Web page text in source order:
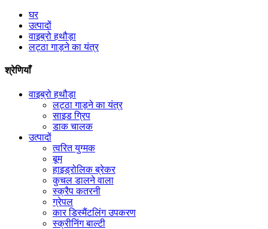
घर
उत्पादों
वाइब्रो हथौड़ा
लट्ठा गाड़ने का यंत्र
श्रेणियाँ
वाइब्रो हथौड़ा
लट्ठा गाड़ने का यंत्र
साइड ग्रिप
डाक चालक
उत्पादों
त्वरित युग्मक
बूम
हाइड्रोलिक ब्रेकर
कुचल डालने वाला
स्क्रैप कतरनी
ग्रेपल
कार डिस्मैंटलिंग उपकरण
स्क्रीनिंग बाल्टी